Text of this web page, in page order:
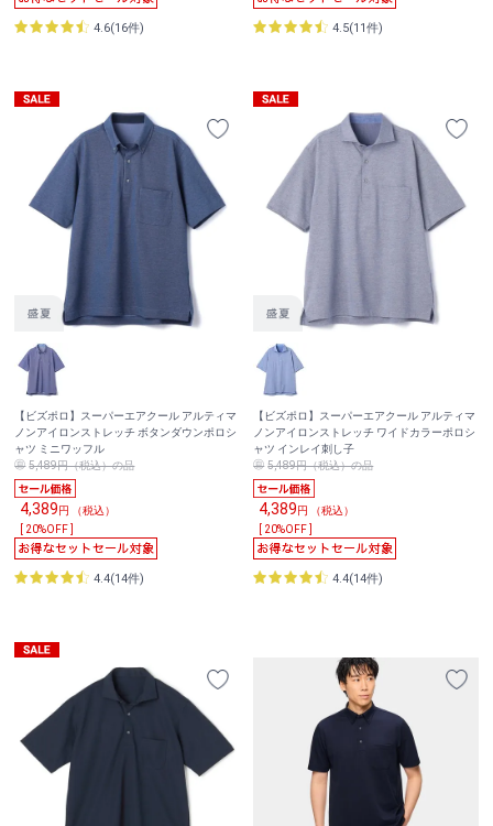
4.6(16件) 4.5(11件)
【ビズポロ】スーパーエアクール アルティマ
ノンアイロンストレッチ ボタンダウンポロシ
ャツ ミニワッフル
5,489円（税込）の品
4,389円 （税込）
[ 20%OFF ]
4.4(14件)
【ビズポロ】スーパーエアクール アルティマ
ノンアイロンストレッチ ワイドカラーポロシ
ャツ インレイ刺し子
5,489円（税込）の品
4,389円 （税込）
[ 20%OFF ]
4.4(14件)